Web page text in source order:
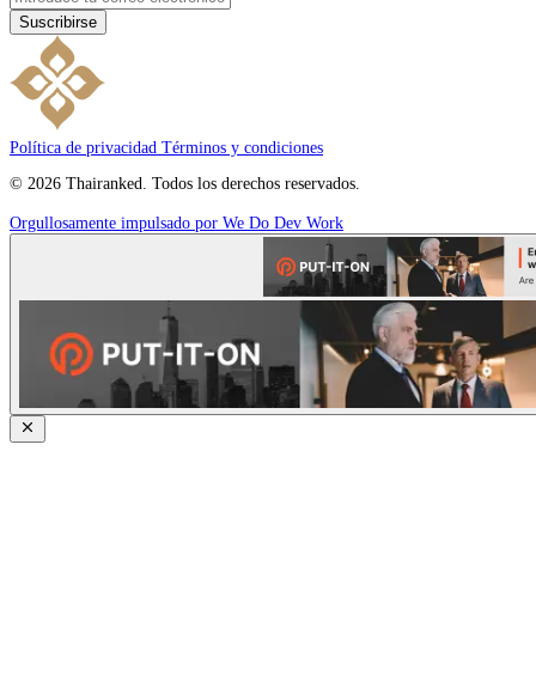
Suscribirse
Política de privacidad Términos y condiciones
© 2026 Thairanked. Todos los derechos reservados.
Orgullosamente impulsado por We Do Dev Work